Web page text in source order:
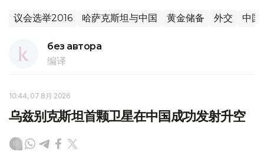
议会选举2016 哈萨克斯坦与中国 黄金储备 外交 中国
без автора
编译
10:44, 07 8月 2026
乌兹别克斯坦首颗卫星在中国成功发射升空